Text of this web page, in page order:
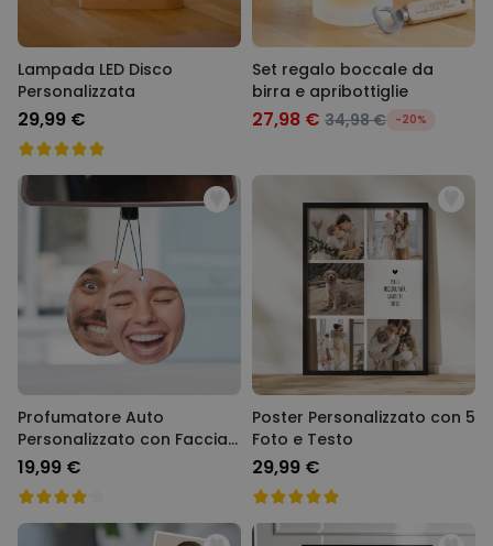
Lampada LED Disco
Personalizzata
29,99 €
Set regalo boccale da
birra e apribottiglie
27,98 € 34,98 € -20%
Profumatore Auto
Personalizzato con Faccia
set da 2
19,99 €
Poster Personalizzato con 5
Foto e Testo
29,99 €